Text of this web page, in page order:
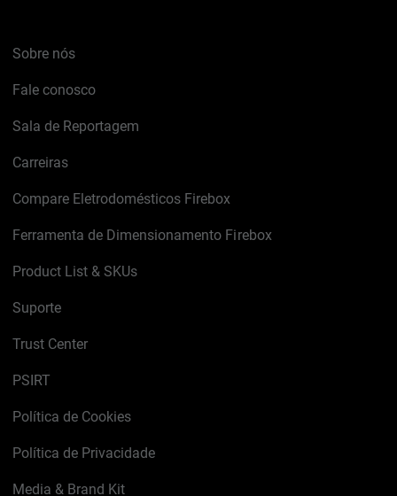
Sobre nós
Fale conosco
Sala de Reportagem
Carreiras
Compare Eletrodomésticos Firebox
Ferramenta de Dimensionamento Firebox
Product List & SKUs
Suporte
Trust Center
PSIRT
Política de Cookies
Política de Privacidade
Media & Brand Kit